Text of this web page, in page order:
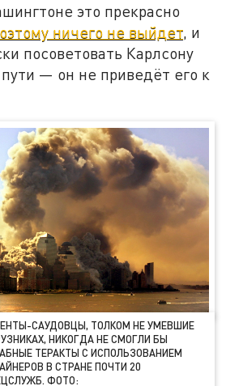
это прекрасно
ничего не выйдет, и
посоветовать Карлсону
— он не приведёт его к
САУДОВЦЫ, ТОЛКОМ НЕ УМЕВШИЕ
НИКОГДА НЕ СМОГЛИ БЫ
ТЕРАКТЫ С ИСПОЛЬЗОВАНИЕМ
В СТРАНЕ ПОЧТИ 20
ФОТО: